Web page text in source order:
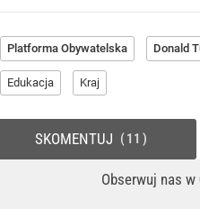
Platforma Obywatelska Donald
Edukacja Kraj
Obserwuj nas w
SKOMENTUJ 11